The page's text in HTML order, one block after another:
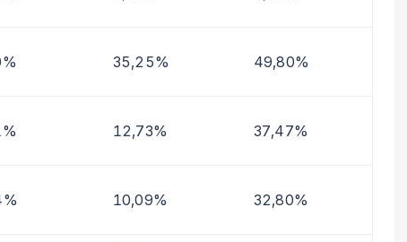
35,25% 49,80%
12,73% 37,47%
10,09% 32,80%